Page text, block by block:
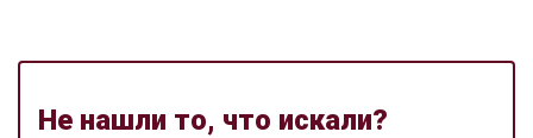
Не нашли то, что искали?